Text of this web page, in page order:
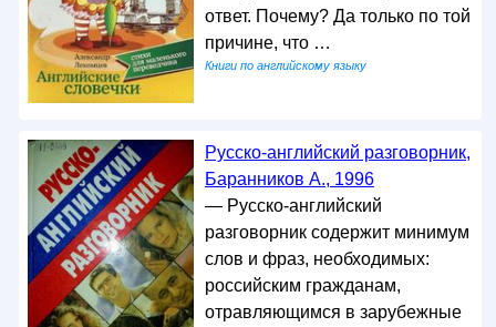
ответ. Почему? Да только по той
причине, что …
Книги по английскому языку
Русско-английский разговорник,
Баранников А., 1996
— Русско-английский
разговорник содержит минимум
слов и фраз, необходимых:
российским гражданам,
отравляющимся в зарубежные